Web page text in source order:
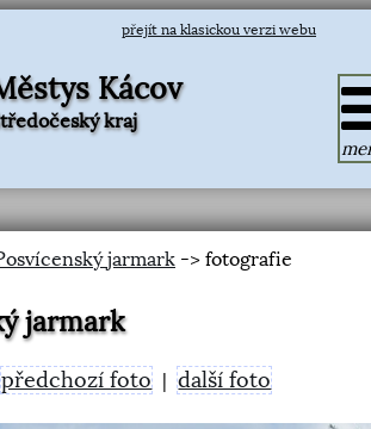
přejít na klasickou verzi webu
Kácov
kraj
jarmark -> fotografie
jarmark
předchozí foto |další foto